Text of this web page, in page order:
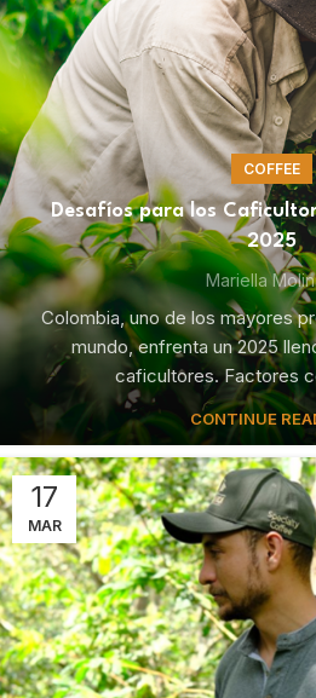
COFFEE
Desafíos para los
2025
Mariella
Colombia, uno de los mayores
mundo, enfrenta un 2025
caficultores. Factores
CONTINUE
17
MAR